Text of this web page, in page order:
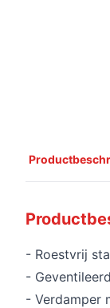
- Roestvrij
-
- Verdamper